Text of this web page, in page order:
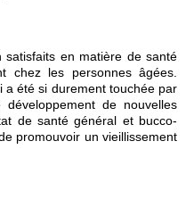
en matière de santé
chez les personnes âgées.
a été si durement touchée par
de nouvelles
de santé général et bucco-
promouvoir un vieillissement